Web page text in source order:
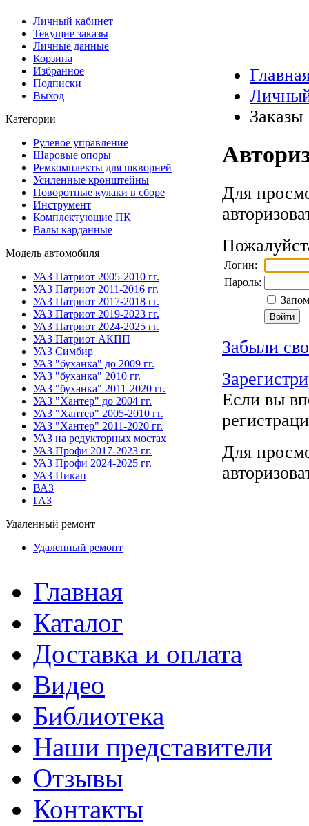
Личный кабинет
Текущие заказы
Личные данные
Корзина
Избранное
Подписки
Выход
Категории
Рулевое управление
Шаровые опоры
Ремкомплекты для шкворней
Усиленные кронштейны
Поворотные кулаки в сборе
Инструмент
Комплектующие ПК
Валы карданные
Модель автомобиля
УАЗ Патриот 2005-2010 гг.
УАЗ Патриот 2011-2016 гг.
УАЗ Патриот 2017-2018 гг.
УАЗ Патриот 2019-2023 гг.
УАЗ Патриот 2024-2025 гг.
УАЗ Патриот АКПП
УАЗ Симбир
УАЗ "буханка" до 2009 гг.
УАЗ "буханка" 2010 гг.
УАЗ "буханка" 2011-2020 гг.
УАЗ "Хантер" до 2004 гг.
УАЗ "Хантер" 2005-2010 гг.
УАЗ "Хантер" 2011-2020 гг.
УАЗ на редукторных мостах
УАЗ Профи 2017-2023 гг.
УАЗ Профи 2024-2025 гг.
УАЗ Пикап
ВАЗ
ГАЗ
Удаленный ремонт
Удаленный ремонт
Заказы
Для
Логин:
Пароль:
Забыли
Если вы
Для
Главная
Каталог
Доставка и оплата
Видео
Библиотека
Наши представители
Отзывы
Контакты